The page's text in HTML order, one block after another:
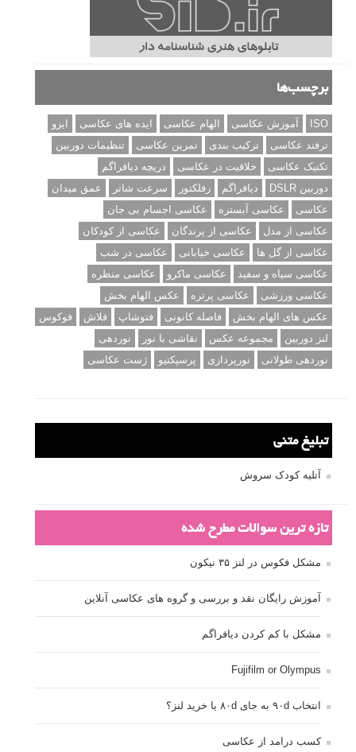
برچسب‌ها
ISO آموزش عکاسی الهام عکاسی ایده های عکاسی
ایزو
ترفند عکاسی
ترکیب بندی تمرین عکاسی
تنظیمات دوربین
تکنیک عکاسی
خلاقیت در عکاسی
دریچه دیافراگم
دوربین DSLR
دیافراگم رفلکتور سرعت شاتر
عمق میدان
عکاسی
عکاسی آبستره
عکاسی اجسام بی جان
عکاسی از مدل
عکاسی از پرندگان
عکاسی از کودکان
عکاسی از گل ها
عکاسی خیابانی
عکاسی در شب
عکاسی سیاه و سفید
عکاسی ماکرو
عکاسی منظره
عکاسی ورزشی
عکاسی پرتره
عکس الهام بخش
عکس های الهام بخش
فاصله کانونی فتوشاپ فلاش
فوکوس
لنز دوربین
مجموعه عکس نقاشی با نور
نوردهی
نوردهی طولانی
نورپردازی پرسپکتیو ژست عکاسی
تبلیغ متنی
آتلیه کودک سروش
تازه ترین سوالات مطرح شده
مشکل فکوس در لنز ۳۵ نیکون
آموزش رایگان نقد و بررسی و گروه های عکاسی آنلاین
مشکل با کم کردن دیافراگم
Fujifilm or Olympus
انتخاب ۹۰d به جای ۸۰d یا خرید لنز؟
کسب درامد از عکاسی